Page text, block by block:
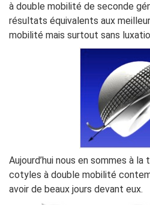
à double mobilité de seconde
résultats équivalents aux
mobilité mais surtout sans
Aujourd’hui nous en sommes à
cotyles à double mobilité
avoir de beaux jours devant eux.